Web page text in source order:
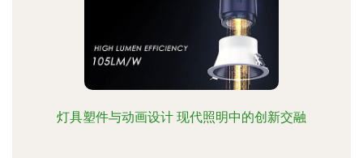
灯具塑件与动画设计 现代照明中的创新交融